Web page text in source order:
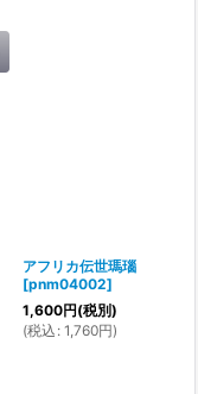
アフリカ伝世瑪瑙
[pnm04002]
1,600円(税別)
(税込 : 1,760円)